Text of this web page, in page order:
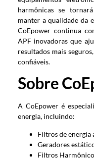
harmônicas se
manter a qualidade da
CoEpower continua
APF inovadoras que
resultados mais
confiáveis.
Sobre
A CoEpower é
energia, incluindo:
Filtros de energia
Geradores
Filtros